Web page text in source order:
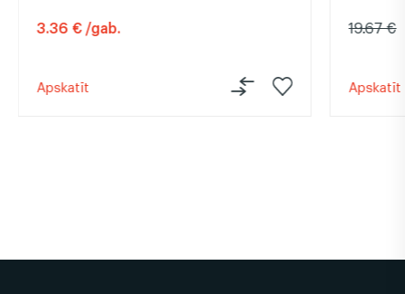
3.36 € /gab.
Apskatīt
19.67 €
Apskatīt